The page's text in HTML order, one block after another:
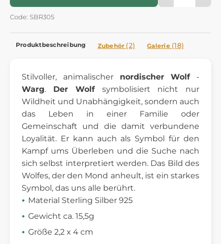
Code: SBR305
Produktbeschreibung Zubehör (2) Galerie (18)
Stilvoller, animalischer nordischer Wolf-
Warg. Der Wolfsymbolisiert nicht nur
Wildheit und Unabhängigkeit, sondern auch
das Leben in einer Familie oder
Gemeinschaft und die damit verbundene
Loyalität. Er kann auch als Symbol für den
Kampf ums Überleben und die Suche nach
sich selbst interpretiert werden. Das Bild des
Wolfes, der den Mond anheult, ist ein starkes
Symbol, das uns alle berührt.
Material Sterling Silber 925
Gewicht ca. 15,5g
Größe 2,2 x 4 cm